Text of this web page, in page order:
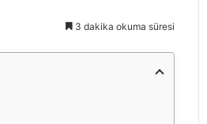
3 dakika okuma süresi